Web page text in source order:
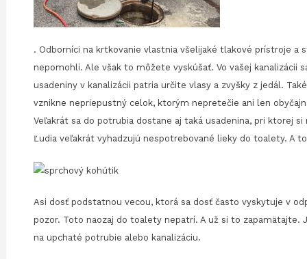
. Odborníci na krtkovanie vlastnia všelijaké tlakové prístroje a
nepomohli. Ale však to môžete vyskúšať. Vo vašej kanalizácii
usadeniny v kanalizácii patria určite vlasy a zvyšky z jedál.
vznikne nepriepustný celok, ktorým nepretečie ani len
Veľakrát sa do potrubia dostane aj taká usadenina, pri ktorej
Ľudia veľakrát vyhadzujú nespotrebované lieky do toalety. A
Asi dosť podstatnou vecou, ktorá sa dosť často vyskytuje v
pozor. Toto naozaj do toalety nepatrí. A už si to zapamätajte.
na upchaté potrubie alebo kanalizáciu.